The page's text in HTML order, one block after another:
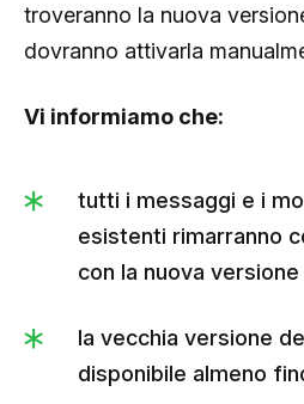
troveranno la nuova
dovranno attivarla
Vi informiamo che:
tutti i messaggi e i
esistenti rimarranno
con la nuova
la vecchia versione
disponibile almeno